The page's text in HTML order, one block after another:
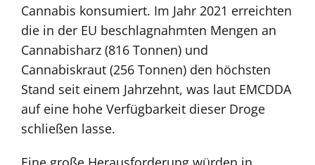
Cannabis konsumiert. Im Jahr 2021 erreichten
die in der EU beschlagnahmten Mengen an
Cannabisharz (816 Tonnen) und
Cannabiskraut (256 Tonnen) den höchsten
Stand seit einem Jahrzehnt, was laut EMCDDA
auf eine hohe Verfügbarkeit dieser Droge
schließen lasse.